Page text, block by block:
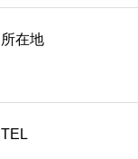
所在地
TEL